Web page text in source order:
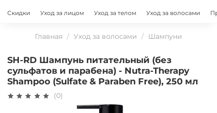
Скидки Уход за лицом Уход за телом Уход за волосами
Главная Уход за волосами Шампуни
SH-RD Шампунь питательный (без
сульфатов и парабена) - Nutra-Therapy
Shampoo (Sulfate & Paraben Free), 250 мл
(0)